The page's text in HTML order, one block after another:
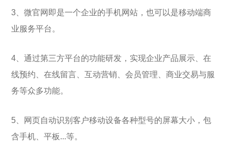
3、微官网即是一个企业的手机网站，也可以是移动端商
业服务平台。
4、通过第三方平台的功能研发，实现企业产品展示、在
线预约、在线留言、互动营销、会员管理、商业交易与服
务等众多功能。
5、网页自动识别客户移动设备各种型号的屏幕大小，包
含手机、平板...等。